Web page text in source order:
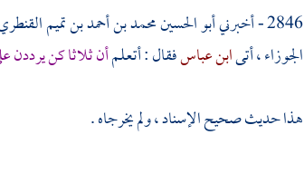
2846 - أخبرني
أبو الحسين محمد بن أحمد بن تميم
الجوزاء، أتىابن عباسفقال : أتعلمأن ثلاثا كن يرددن
هذا حديث صحيح الإسناد ، ولم يخرجاه .